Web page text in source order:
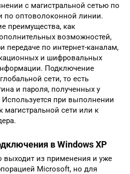
с магистральной сетью по
по оптоволоконной линии.
преимущества, как
возможностей,
передаче по интернет-каналам,
и шифровальных
Подключение
сети, то есть
и пароля, полученных у
Используется при выполнении
магистральной сети или к
в Windows XP
выходит из применения и уже
Microsoft, но для